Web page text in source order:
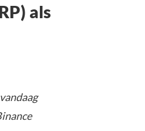
als